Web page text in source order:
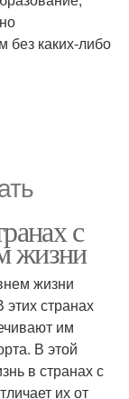
без каких-либо
с
жизни
жизни
этих странах
им
В этой
в странах с
их от